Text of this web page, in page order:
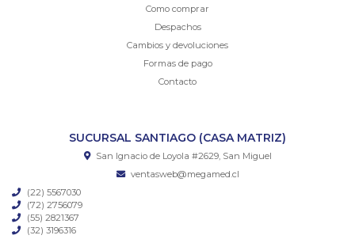
Como comprar
Despachos
Cambios y devoluciones
Formas de pago
Contacto
SUCURSAL SANTIAGO (CASA MATRIZ)
San Ignacio de Loyola #2629, San Miguel
ventasweb@megamed.cl
(22) 5567030
(72) 2756079
(55) 2821367
(32) 3196316